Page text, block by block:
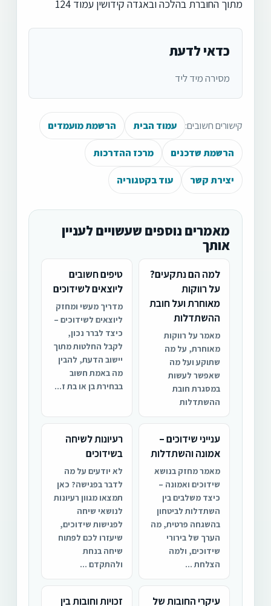
מתוך החוברת בהלכה ובאגדה קידושין עמוד 124
כדאי לדעת
מסירה מיד ליד
קישורים חשובים: עמוד הבית הרשמת מועמדים
הרשמת שדכנים מרכז ההדרכות
יצירת קשר עוד בקטגוריה
מאמרים נוספים שעשויים לעניין
אותך
למה הם נתקעים?
על רווקות
מאוחרת ועל חובת
ההשתדלות
מאמר על רווקות
מאוחרת, על מה
שתוקע ועל מה
שאפשר לעשות
במסגרת חובת
ההשתדלות
טיפים חשובים
ליוצאים לשידוכים
מדריך מעשי ומחזק
ליוצאים לשידוכים –
כיצד לברר נכון,
לקבל החלטות מתוך
יישוב הדעת, להבין
מה באמת חשוב
בבחירת בן או בת ז...
ענייני שידוכים –
אמונה והשתדלות
מאמר מחזק בנושא
שידוכים ואמונה –
כיצד משלבים בין
השתדלות לביטחון
בהשגחה פרטית, מה
הערך של בירורי
שידוכים, ולמה
הצלחת ...
רעיונות לשיחה
בשידוכים
לא יודעים על מה
לדבר בפגישה? כאן
תמצאו מגוון רעיונות
לנושאי שיחה
לפגישות שידוכים,
שיעזרו לכם לפתוח
שיחה בנחת
ולהתקדם ...
עיקרי החובות של
זכויות וחובות בין